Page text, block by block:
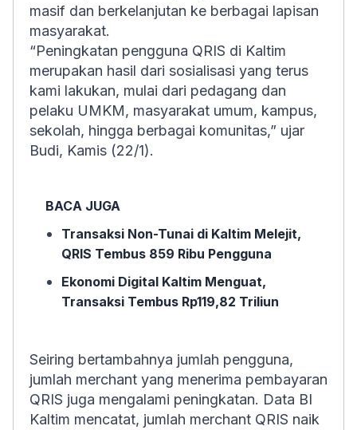
masif dan berkelanjutan ke berbagai lapisan
masyarakat.
“Peningkatan pengguna QRIS di Kaltim
merupakan hasil dari sosialisasi yang terus
kami lakukan, mulai dari pedagang dan
pelaku UMKM, masyarakat umum, kampus,
sekolah, hingga berbagai komunitas,” ujar
Budi, Kamis (22/1).
BACA JUGA
Transaksi Non-Tunai di Kaltim Melejit,
QRIS Tembus 859 Ribu Pengguna
Ekonomi Digital Kaltim Menguat,
Transaksi Tembus Rp119,82 Triliun
Seiring bertambahnya jumlah pengguna,
jumlah merchant yang menerima pembayaran
QRIS juga mengalami peningkatan. Data BI
Kaltim mencatat, jumlah merchant QRIS naik